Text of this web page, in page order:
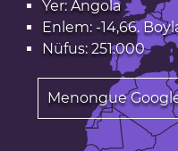
Yer: Angola
Enlem: -14,66.
Nüfus: 251.000
Menongue